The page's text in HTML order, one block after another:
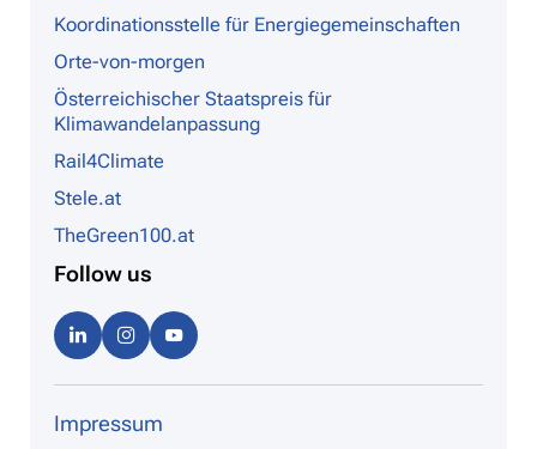
Koordinationsstelle für Energiegemeinschaften
Orte-von-morgen
Österreichischer Staatspreis für
Klimawandelanpassung
Rail4Climate
Stele.at
TheGreen100.at
Follow us
Linke
dIn
Instag
ram be
Impressum